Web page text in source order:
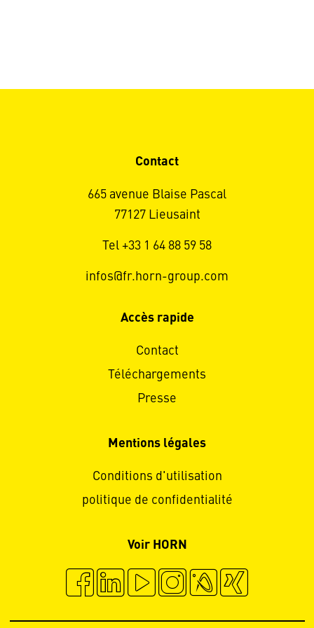
Contact
665 avenue Blaise Pascal
77127 Lieusaint
Tel +33 1 64 88 59 58
infos@fr.horn-group.com
Accès rapide
Contact
Téléchargements
Presse
Mentions légales
Conditions d'utilisation
politique de confidentialité
Voir HORN